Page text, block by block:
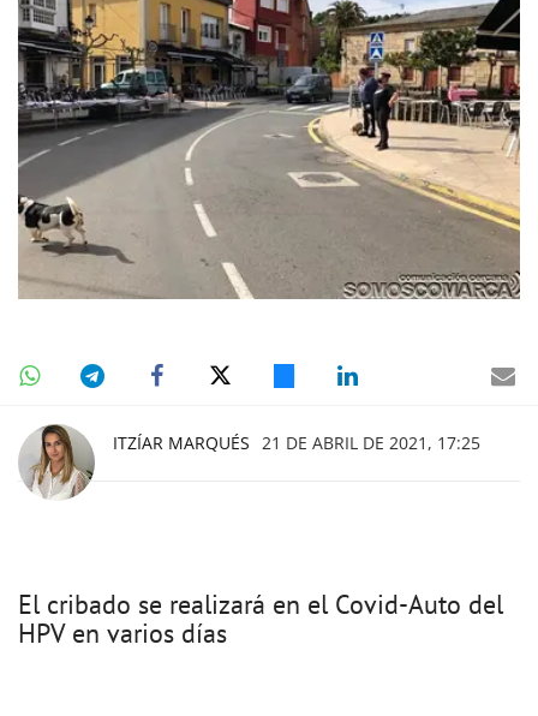
ITZÍAR MARQUÉS 21 DE ABRIL DE 2021, 17:25
El cribado se realizará en el Covid-Auto del
HPV en varios días